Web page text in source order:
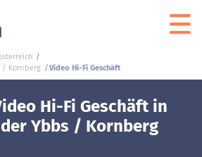
/ Kornberg
Video Hi-Fi Geschäft
Hi-Fi Geschäft in
Ybbs / Kornberg